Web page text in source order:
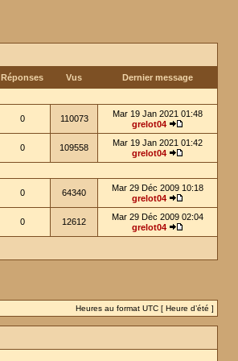
Réponses Vus Dernier message
0 110073
Mar 19 Jan 2021 01:48
grelot04
0 109558
Mar 19 Jan 2021 01:42
grelot04
0 64340
Mar 29 Déc 2009 10:18
grelot04
0 12612
Mar 29 Déc 2009 02:04
grelot04
Heures au format UTC [ Heure d’été ]